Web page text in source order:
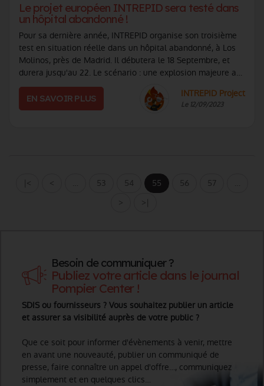
Le projet européen INTREPID sera testé dans
un hôpital abandonné !
Pour sa dernière année, INTREPID organise son troisième
test en situation réelle dans un hôpital abandonné, à Los
Molinos, près de Madrid. Il débutera le 18 Septembre, et
durera jusqu'au 22. Le scénario : une explosion majeure a
lieu dans un hôpital, (...)
EN SAVOIR PLUS INTREPID Project
Le 12/09/2023
|< < … 53 54 55 56 57
…
>
>|
Besoin de communiquer ?
Publiez votre article dans le journal
Pompier Center !
SDIS ou fournisseurs ? Vous souhaitez publier un article
et assurer sa visibilité auprès de votre public ?
Que ce soit pour informer d'évènements à venir, mettre
en avant une nouveauté, publier un communiqué de
presse, faire connaître un appel d'offre…, communiquez
simplement et en quelques clics…